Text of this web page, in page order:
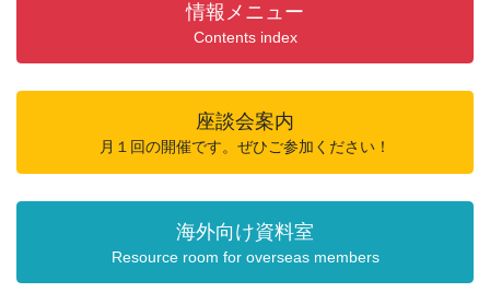
情報メニュー
Contents index
座談会案内
月１回の開催です。ぜひご参加ください！
海外向け資料室
Resource room for overseas members